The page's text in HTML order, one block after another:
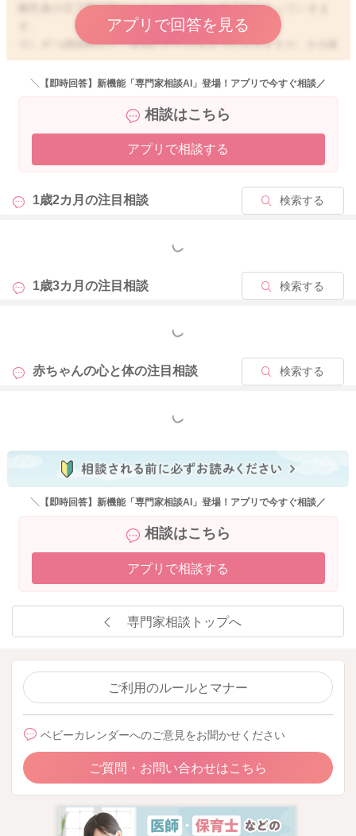
離乳食の完了期が終わったら、その次に幼児食になっていきま
少しずつ調味料などご使用いただけるようになりますが、3~5歳
ぐらいになってからほぼ大人と同じようなお食事が取れるよう
になってきます。
甘いものを積極的にあげるのも3歳を過ぎてからの方が虫歯予防
の観点でも良いかと思います。
どうぞよろしくお願いします。
アプリで回答を見る
＼【即時回答】新機能「専門家相談AI」登場！アプリで今すぐ相談／
相談はこちら
アプリで相談する
1歳2カ月の注目相談 検索する
もっと見る
1歳3カ月の注目相談 検索する
もっと見る
赤ちゃんの心と体の注目相談 検索する
もっと見る
＼【即時回答】新機能「専門家相談AI」登場！アプリで今すぐ相談／
相談はこちら
アプリで相談する
専門家相談トップへ
ご利用のルールとマナー
ベビーカレンダーへのご意見をお聞かせください
ご質問・お問い合わせはこちら